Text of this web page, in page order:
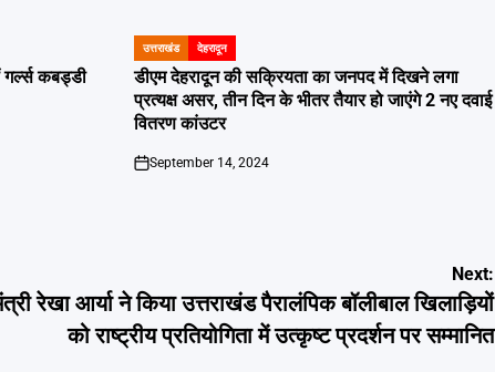
कबड्डी
POSTED
IN
उत्तराखंड देहरादून
डीएम देहरादून की सक्रियता का जनपद में दिखने लगा
प्रत्यक्ष असर, तीन दिन के भीतर तैयार हो जाएंगे 2 नए दवाई
वितरण कांउटर
on
September 14, 2024
Next:
रेखा आर्या ने किया उत्तराखंड पैरालंपिक बॉलीबाल खिलाड़ियों
को राष्ट्रीय प्रतियोगिता में उत्कृष्ट प्रदर्शन पर सम्मानित